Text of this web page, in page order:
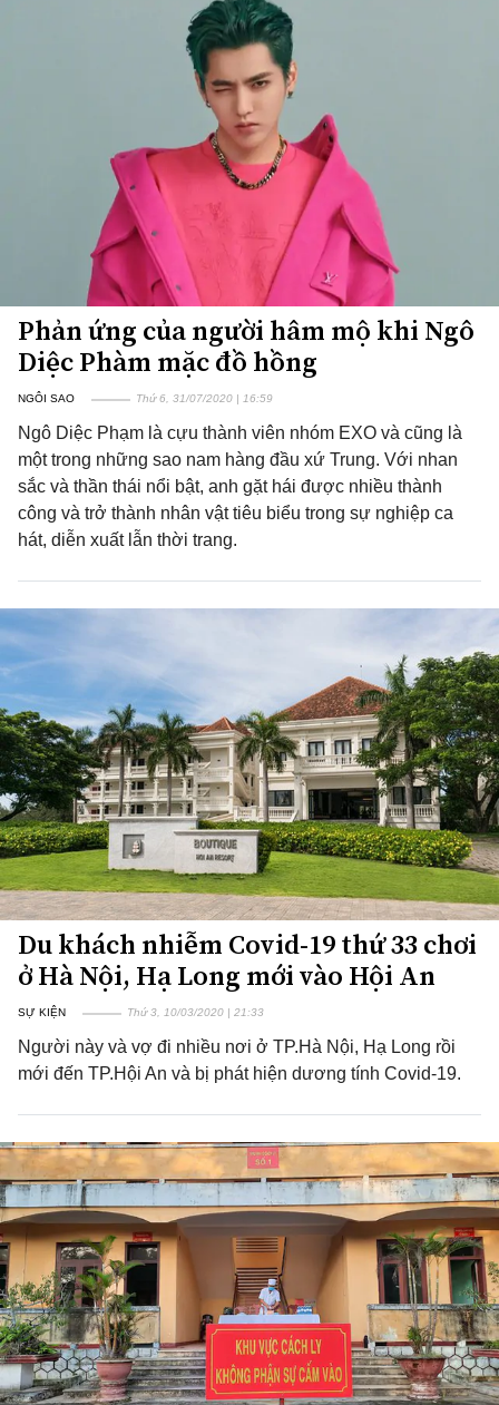
Phản ứng của người hâm mộ khi Ngô
Diệc Phàm mặc đồ hồng
NGÔI SAO Thứ 6, 31/07/2020 | 16:59
Ngô Diệc Phạm là cựu thành viên nhóm EXO và cũng là
một trong những sao nam hàng đầu xứ Trung. Với nhan
sắc và thần thái nổi bật, anh gặt hái được nhiều thành
công và trở thành nhân vật tiêu biểu trong sự nghiệp ca
hát, diễn xuất lẫn thời trang.
Du khách nhiễm Covid-19 thứ 33 chơi
ở Hà Nội, Hạ Long mới vào Hội An
SỰ KIỆN Thứ 3, 10/03/2020 | 21:33
Người này và vợ đi nhiều nơi ở TP.Hà Nội, Hạ Long rồi
mới đến TP.Hội An và bị phát hiện dương tính Covid-19.